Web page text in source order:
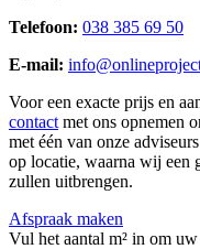
Telefoon: 038 385 69 50
E-mail:
Voor een exacte prijs en
contact met ons opnemen
met één van onze
op locatie, waarna wij een
zullen uitbrengen.
Afspraak maken
Vul het aantal m² in om